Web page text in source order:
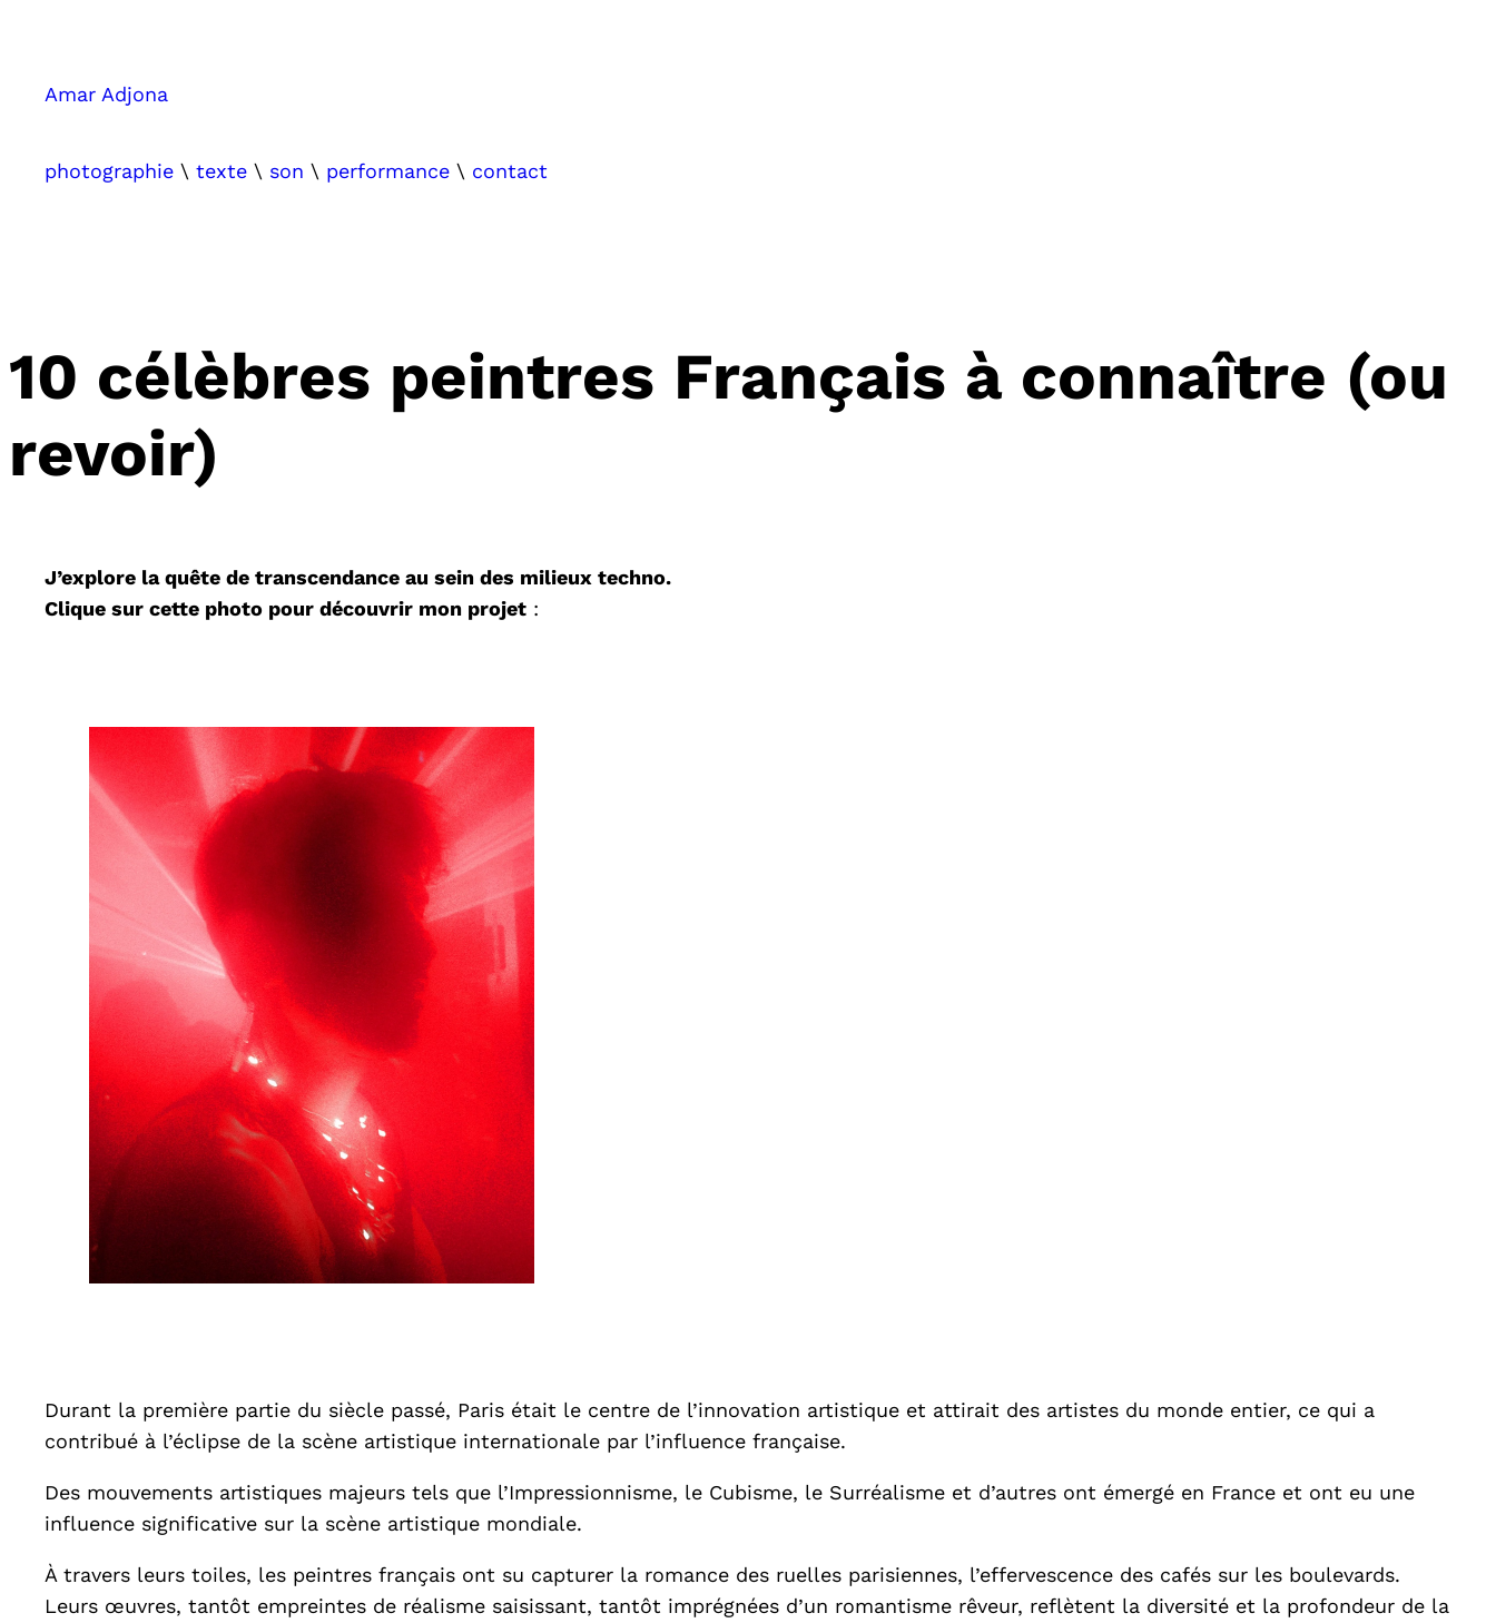
contenu
Amar Adjona
photographie \ texte \ son \ performance \ contact
10 célèbres peintres Français à connaître (ou
revoir)
J’explore la quête de transcendance au sein des milieux techno.
Clique sur cette photo pour découvrir mon projet :
Durant la première partie du siècle passé, Paris était le centre de l’innovation artistique et attirait des artistes du monde entier, ce qui a
contribué à l’éclipse de la scène artistique internationale par l’influence française.
Des mouvements artistiques majeurs tels que l’Impressionnisme, le Cubisme, le Surréalisme et d’autres ont émergé en France et ont eu une
influence significative sur la scène artistique mondiale.
À travers leurs toiles, les peintres français ont su capturer la romance des ruelles parisiennes, l’effervescence des cafés sur les boulevards.
Leurs œuvres, tantôt empreintes de réalisme saisissant, tantôt imprégnées d’un romantisme rêveur, reflètent la diversité et la profondeur de la